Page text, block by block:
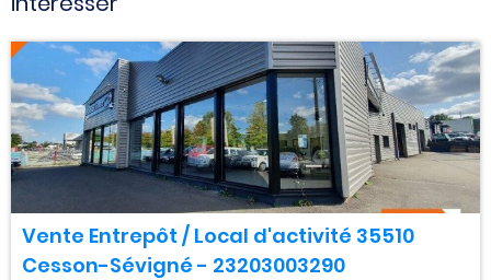
Vente Entrepôt / Local d'activité 35510
Cesson-Sévigné - 23203003290